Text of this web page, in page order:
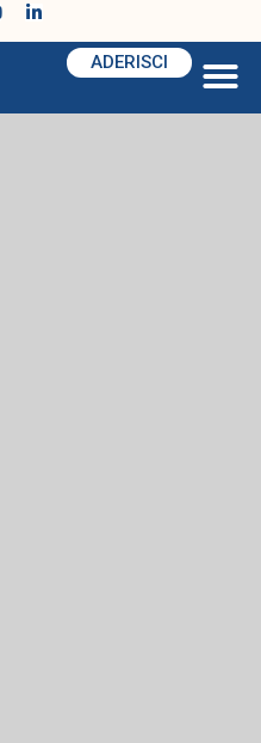
ADERISCI